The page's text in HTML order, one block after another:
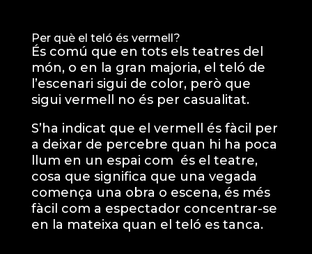
Per què el teló és vermell?
És comú que en tots els teatresdel
món, o en la gran majoria, el teló de
l’escenari sigui de color, però que
sigui vermell no és per casualitat.
S’ha indicat que el vermell és fàcil per
a deixar de percebre quan hi ha poca
llum en un espai com és el teatre,
cosa que significa que una vegada
comença una obra o escena, és més
fàcil com a espectador concentrar-se
en la mateixa quan el teló es tanca.